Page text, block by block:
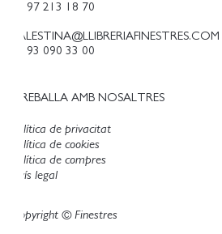
T. 97 213 18 70
PALESTINA@LLIBRERIAFINESTRES.COM
T. 93 090 33 00
TREBALLA AMB NOSALTRES
Política de privacitat
Política de cookies
Avís legal
Política de compres
Copyright © Finestres